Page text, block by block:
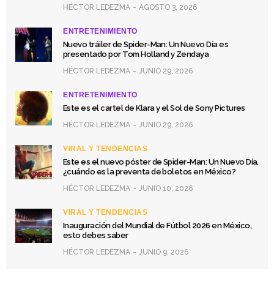
HÉCTOR LEDEZMA AGOSTO 3, 2026
ENTRETENIMIENTO
Nuevo tráiler de Spider-Man: Un Nuevo Día es
presentado por Tom Holland y Zendaya
HÉCTOR LEDEZMA JUNIO 29, 2026
ENTRETENIMIENTO
Este es el cartel de Klara y el Sol de Sony Pictures
HÉCTOR LEDEZMA JUNIO 29, 2026
VIRAL Y TENDENCIAS
Este es el nuevo póster de Spider-Man: Un Nuevo Día,
¿cuándo es la preventa de boletos en México?
HÉCTOR LEDEZMA JUNIO 10, 2026
VIRAL Y TENDENCIAS
Inauguración del Mundial de Fútbol 2026 en México,
esto debes saber
HÉCTOR LEDEZMA JUNIO 9, 2026